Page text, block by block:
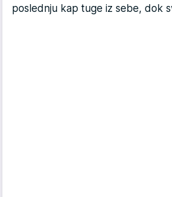
poslednju kap tuge iz sebe, dok